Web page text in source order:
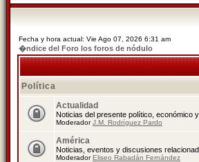
Fecha y hora actual: Vie Ago 07, 2026 6:31 am
�ndice del Foro los foros de nódulo
Política
Actualidad
Noticias del presente político, económico y
ModeradorJ.M. Rodríguez Pardo
América
Noticias, eventos y discusiones
ModeradorEliseo Rabadán Fernández